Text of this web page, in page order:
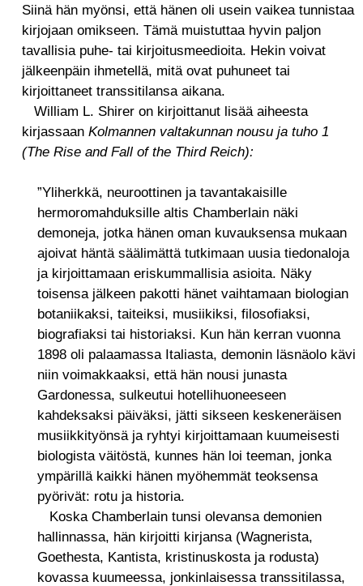
Siinä hän myönsi, että hänen oli usein vaikea tunnistaa
kirjojaan omikseen. Tämä muistuttaa hyvin paljon
tavallisia puhe- tai kirjoitusmeedioita. Hekin voivat
jälkeenpäin ihmetellä, mitä ovat puhuneet tai
kirjoittaneet transsitilansa aikana.
William L. Shirer on kirjoittanut lisää aiheesta
kirjassaan Kolmannen valtakunnan nousu ja tuho 1
(The Rise and Fall of the Third Reich):
”Yliherkkä, neuroottinen ja tavantakaisille
hermoromahduksille altis Chamberlain näki
demoneja, jotka hänen oman kuvauksensa mukaan
ajoivat häntä säälimättä tutkimaan uusia tiedonaloja
ja kirjoittamaan eriskummallisia asioita. Näky
toisensa jälkeen pakotti hänet vaihtamaan biologian
botaniikaksi, taiteiksi, musiikiksi, filosofiaksi,
biografiaksi tai historiaksi. Kun hän kerran vuonna
1898 oli palaamassa Italiasta, demonin läsnäolo kävi
niin voimakkaaksi, että hän nousi junasta
Gardonessa, sulkeutui hotellihuoneeseen
kahdeksaksi päiväksi, jätti sikseen keskeneräisen
musiikkityönsä ja ryhtyi kirjoittamaan kuumeisesti
biologista väitöstä, kunnes hän loi teeman, jonka
ympärillä kaikki hänen myöhemmät teoksensa
pyörivät: rotu ja historia.
Koska Chamberlain tunsi olevansa demonien
hallinnassa, hän kirjoitti kirjansa (Wagnerista,
Goethesta, Kantista, kristinuskosta ja rodusta)
kovassa kuumeessa, jonkinlaisessa transsitilassa,